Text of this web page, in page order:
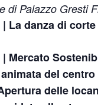
di Palazzo Gresti
| La danza di
| Mercato
del
delle